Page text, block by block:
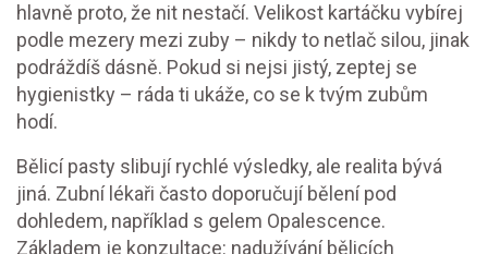
hlavně proto, že nit nestačí. Velikost kartáčku vybírej
podle mezery mezi zuby – nikdy to netlač silou, jinak
podráždíš dásně. Pokud si nejsi jistý, zeptej se
hygienistky – ráda ti ukáže, co se k tvým zubům
hodí.
Bělicí pasty slibují rychlé výsledky, ale realita bývá
jiná. Zubní lékaři často doporučují bělení pod
dohledem, například s gelem Opalescence.
Základem je konzultace: nadužívání bělicích